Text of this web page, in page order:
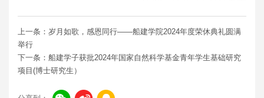
上一条：岁月如歌，感恩同行——船建学院2024年度荣休典礼圆满
举行
下一条：船建学子获批2024年国家自然科学基金青年学生基础研究
项目(博士研究生）